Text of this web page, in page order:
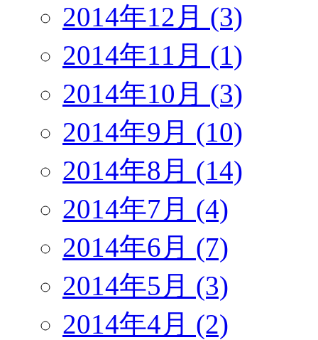
2014年12月 (3)
2014年11月 (1)
2014年10月 (3)
2014年9月 (10)
2014年8月 (14)
2014年7月 (4)
2014年6月 (7)
2014年5月 (3)
2014年4月 (2)